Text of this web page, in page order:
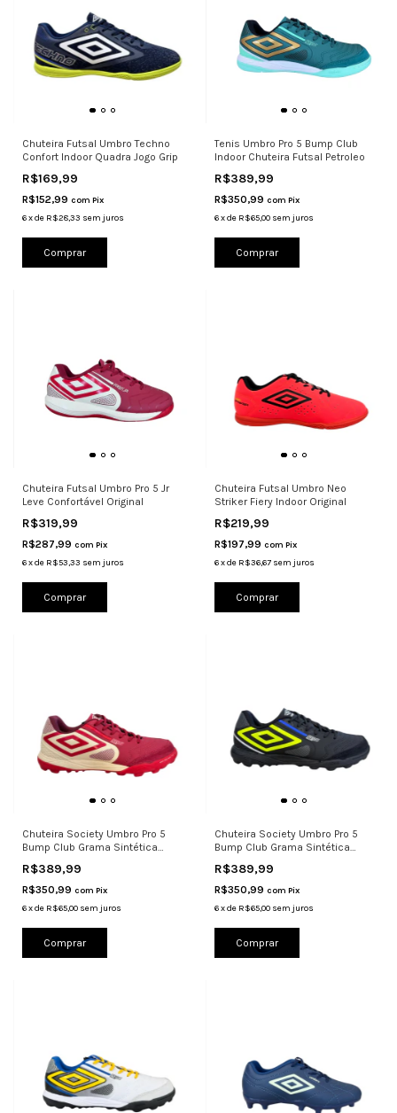
Chuteira Futsal Umbro Techno
Confort Indoor Quadra Jogo Grip
R$169,99
R$152,99 com Pix
6xde R$28,33 sem juros
Comprar
Tenis Umbro Pro 5 Bump Club
Indoor Chuteira Futsal Petroleo
R$389,99
R$350,99 com Pix
6 xde R$65,00 sem juros
Comprar
Chuteira Futsal Umbro Pro 5 Jr
Leve Confortável Original
R$319,99
R$287,99 com Pix
6xde R$53,33 sem juros
Comprar
Chuteira Futsal Umbro Neo
Striker Fiery Indoor Original
R$219,99
R$197,99 com Pix
6 xde R$36,67 sem juros
Comprar
Chuteira Society Umbro Pro 5
Bump Club Grama Sintética
R$389,99
R$350,99 com Pix
6xde R$65,00 sem juros
Comprar
Chuteira Society Umbro Pro 5
Bump Club Grama Sintética
R$389,99
R$350,99 com Pix
6 xde R$65,00 sem juros
Comprar